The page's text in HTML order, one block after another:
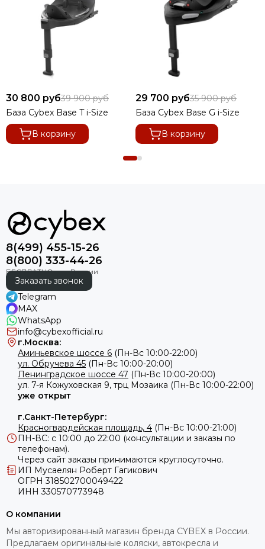
30 800 руб39 900 руб
База Cybex Base T i-Size
В корзину
29 700 руб35 900 руб
База Cybex Base G i-Size
В корзину
8(499) 455-15-26
8(800) 333-44-26
Заказать звонок
Telegram
MAX
WhatsApp
info@cybexofficial.ru
г.Москва:
Аминьевское шоссе 6 (Пн-Вс 10:00-22:00)
ул. Обручева 45 (Пн-Вс 10:00-20:00)
Ленинградское шоссе 47 (Пн-Вс 10:00-20:00)
ул. 7-я Кожуховская 9, трц Мозаика (Пн-Вс 10:00-22:00)
уже открыт
г.Санкт-Петербург:
Красногвардейская площадь, 4 (Пн-Вс 10:00-21:00)
ПН-ВС: с 10:00 до 22:00 (консультации и заказы по
телефонам).
Через сайт заказы принимаются круглосуточно.
ИП Мусаелян Роберт Гагикович
ОГРН 318502700049422
ИНН 330570773948
О компании
Мы авторизированный магазин бренда CYBEX в России.
Предлагаем оригинальные коляски, автокресла и